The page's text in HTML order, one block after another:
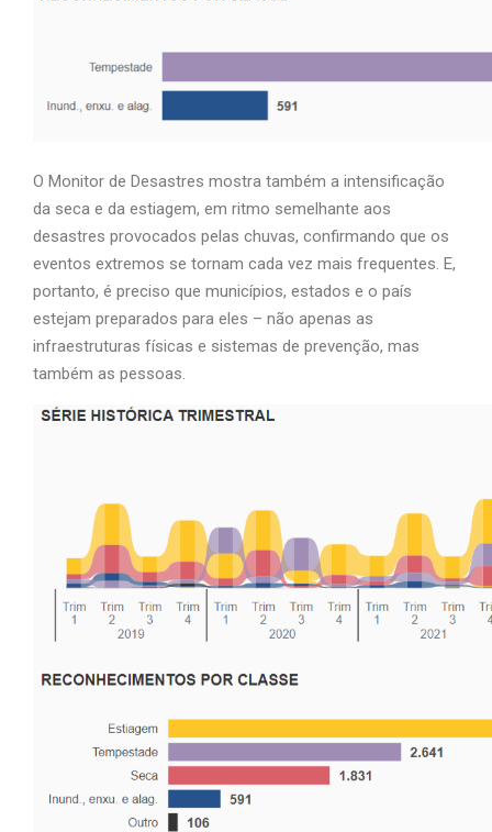
O Monitor de Desastres mostra também a intensificação
da seca e da estiagem, em ritmo semelhante aos
desastres provocados pelas chuvas, confirmando que os
eventos extremos se tornam cada vez mais frequentes. E,
portanto, é preciso que municípios, estados e o país
estejam preparados para eles – não apenas as
infraestruturas físicas e sistemas de prevenção, mas
também as pessoas.